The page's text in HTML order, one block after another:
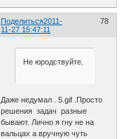
Поделиться 78
2011-
11-27 15:47:11
Не юродствуйте.
Даже недумал . 5.gif .Просто
решения задач разные
бывают. Лично я гну не на
вальцах а вручную чуть